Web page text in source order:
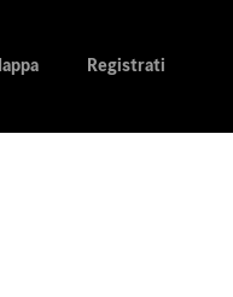
Registrati